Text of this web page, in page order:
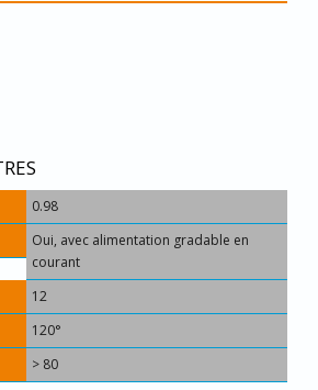
0.98
Oui, avec alimentation gradable en
courant
12
120°
> 80